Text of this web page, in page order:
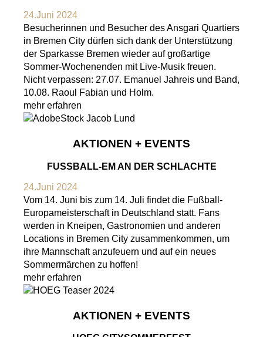
24.Juni 2024
Besucherinnen und Besucher des Ansgari Quartiers
in Bremen City dürfen sich dank der Unterstützung
der Sparkasse Bremen wieder auf großartige
Sommer-Wochenenden mit Live-Musik freuen.
Nicht verpassen: 27.07. Emanuel Jahreis und Band,
10.08. Raoul Fabian und Holm.
mehr erfahren
AKTIONEN + EVENTS
FUSSBALL-EM AN DER SCHLACHTE
24.Juni 2024
Vom 14. Juni bis zum 14. Juli findet die Fußball-
Europameisterschaft in Deutschland statt. Fans
werden in Kneipen, Gastronomien und anderen
Locations in Bremen City zusammenkommen, um
ihre Mannschaft anzufeuern und auf ein neues
Sommermärchen zu hoffen!
mehr erfahren
AKTIONEN + EVENTS